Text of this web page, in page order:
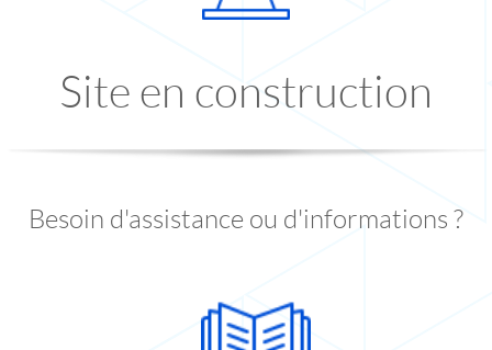
Site en construction
Besoin d'assistance ou d'informations ?